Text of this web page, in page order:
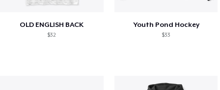
OLD ENGLISH BACK
$32
Youth Pond Hockey
$33